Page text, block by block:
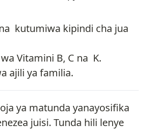
kutumiwa kipindi cha jua
Vitamini B, C na K.
ajili ya familia.
ya matunda yanayosifika
juisi. Tunda hili lenye